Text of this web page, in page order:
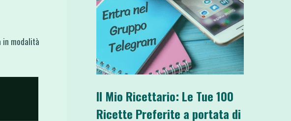
in modalità
Il Mio Ricettario: Le Tue 100
Ricette Preferite a portata di